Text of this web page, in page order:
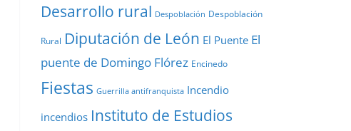
Desarrollo rural Despoblación Despoblación
Rural Diputación de León El Puente El
puente de Domingo Flórez Encinedo
Fiestas Guerrilla antifranquista Incendio
incendios Instituto de Estudios